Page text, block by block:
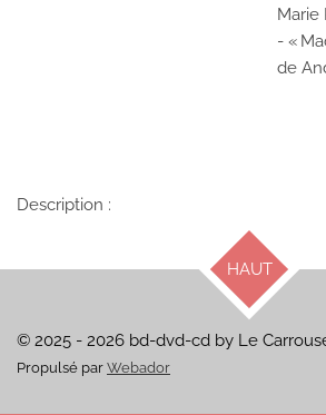
Marie
- «
de
Description :
HAUT
© 2025 - 2026 bd-dvd-cd by Le
Propulsé par Webador